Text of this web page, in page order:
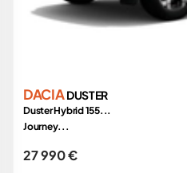
DACIADUSTER
Duster Hybrid 155...
Journey...
27 990 €